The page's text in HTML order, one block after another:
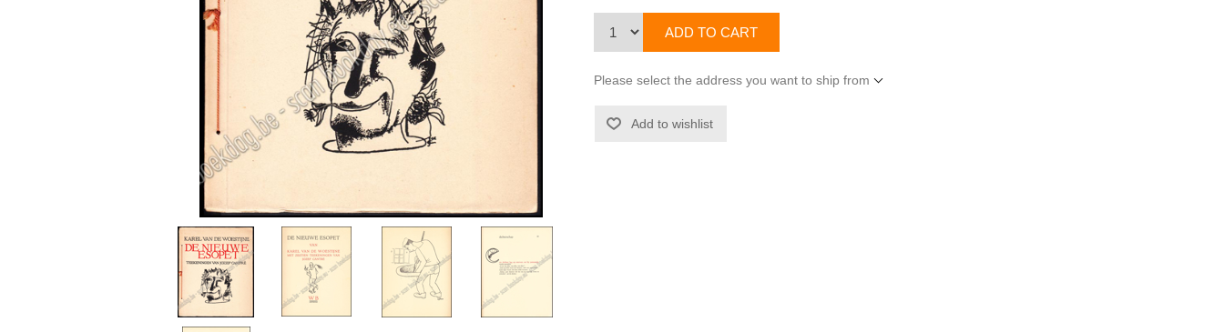
Please select the address you want to ship from